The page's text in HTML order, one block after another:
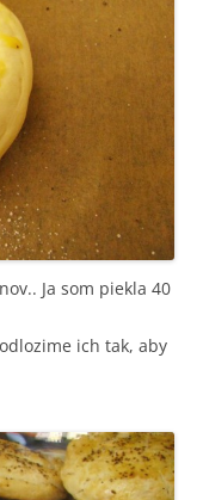
Ja som piekla 40
ich tak, aby